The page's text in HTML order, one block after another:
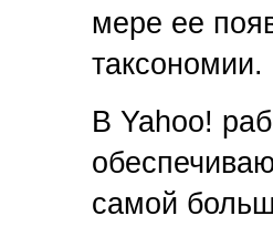
мере ее
таксономии.
В Yahoo!
самой